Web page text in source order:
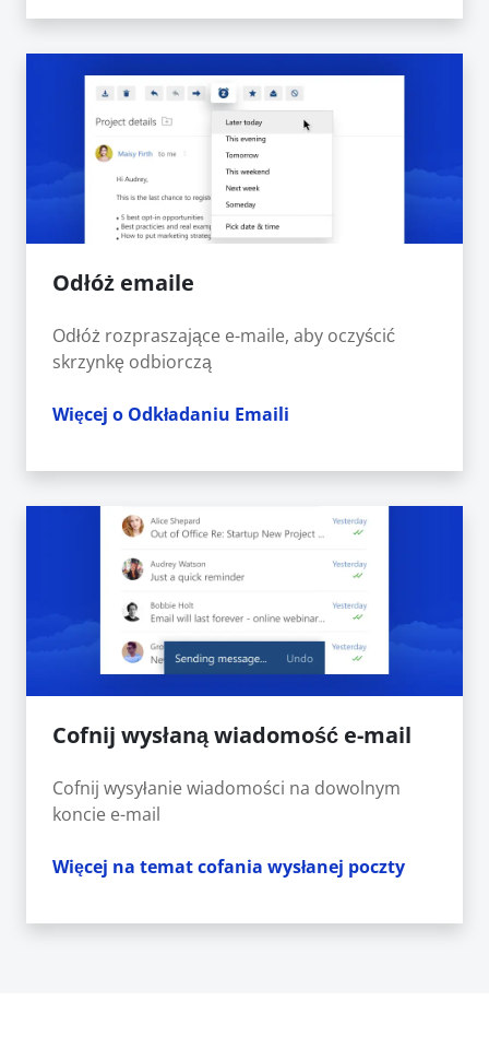
Odłóż emaile
Odłóż rozpraszające e-maile, aby oczyścić
skrzynkę odbiorczą
Więcej o Odkładaniu Emaili
Cofnij wysłaną wiadomość e-mail
Cofnij wysyłanie wiadomości na dowolnym
koncie e-mail
Więcej na temat cofania wysłanej poczty